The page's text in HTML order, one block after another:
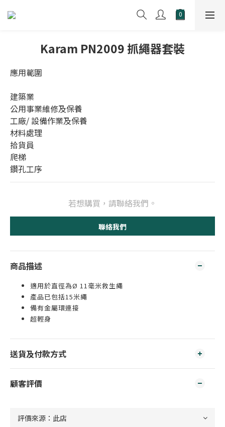
Karam PN2009 抓繩器套裝
應用範圍
建築業
公用事業維修及保養
工廠/ 設備作業及保養
材料處理
拾貨員
爬梯
鑽孔工序
若想購買，請聯絡我們。
聯絡我們
商品描述
適用於直徑為Ø 11毫米救生繩
產品已包括15米繩
備有金屬環連接
超輕身
送貨及付款方式
顧客評價